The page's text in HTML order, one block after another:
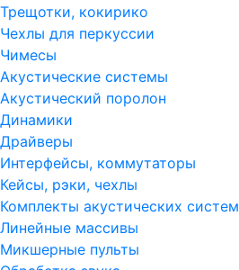
Трещотки, кокирико
Чехлы для перкуссии
Чимесы
Акустические системы
Акустический поролон
Динамики
Драйверы
Интерфейсы, коммутаторы
Кейсы, рэки, чехлы
Комплекты акустических систем
Линейные массивы
Микшерные пульты